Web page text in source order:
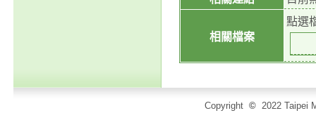
相關檔案
點選
Copyright © 2022 Taipei